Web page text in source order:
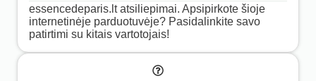
essencedeparis.lt atsiliepimai. Apsipirkote šioje
internetinėje parduotuvėje? Pasidalinkite savo
patirtimi su kitais vartotojais!